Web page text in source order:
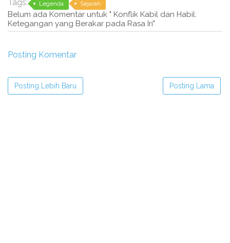
Tags: Legenda Sejarah
Belum ada Komentar untuk " Konflik Kabil dan Habil:
Ketegangan yang Berakar pada Rasa Iri"
Posting Komentar
Posting Lebih Baru Posting Lama